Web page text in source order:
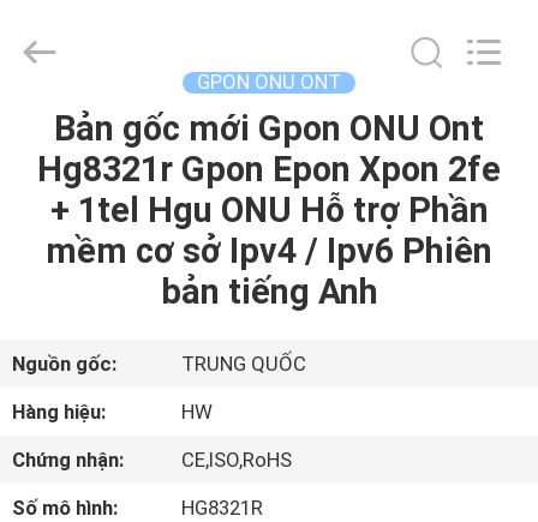
TRANG
CHỦ
CÁC
VỀ
CHÚNG
LIMITED.
GPON ONU ONT
Bản gốc mới Gpon ONU Ont
Hg8321r Gpon Epon Xpon 2fe
+ 1tel Hgu ONU Hỗ trợ Phần
mềm cơ sở Ipv4 / Ipv6 Phiên
bản tiếng Anh
Nguồn gốc:
TRUNG QUỐC
Hàng hiệu:
HW
Chứng nhận:
CE,ISO,RoHS
Số mô hình:
HG8321R